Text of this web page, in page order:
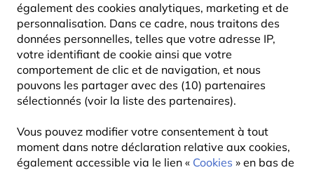
également des cookies analytiques, marketing et de
personnalisation. Dans ce cadre, nous traitons des
données personnelles, telles que votre adresse IP,
votre identifiant de cookie ainsi que votre
comportement de clic et de navigation, et nous
pouvons les partager avec des (10) partenaires
sélectionnés (voir la liste des partenaires).
Vous pouvez modifier votre consentement à tout
moment dans notre déclaration relative aux cookies,
également accessible via le lien « Cookies » en bas de